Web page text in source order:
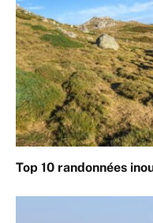
Top 10 randonnées